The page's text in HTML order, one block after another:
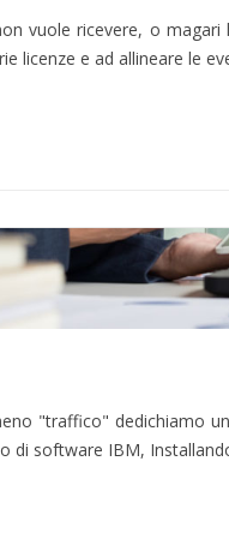
vuole ricevere, o
licenze e ad allineare le
"traffico" dedichiamo
di software IBM,